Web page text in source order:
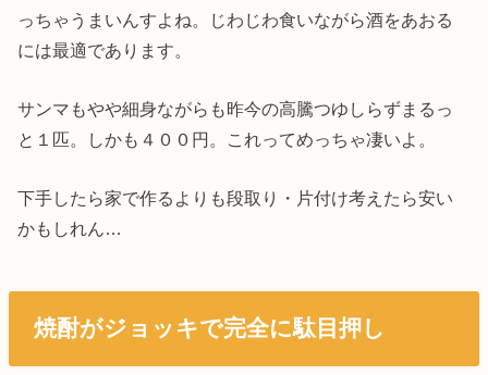
っちゃうまいんすよね。じわじわ食いながら酒をあおる
には最適であります。
サンマもやや細身ながらも昨今の高騰つゆしらずまるっ
と１匹。しかも４００円。これってめっちゃ凄いよ。
下手したら家で作るよりも段取り・片付け考えたら安い
かもしれん…
焼酎がジョッキで完全に駄目押し